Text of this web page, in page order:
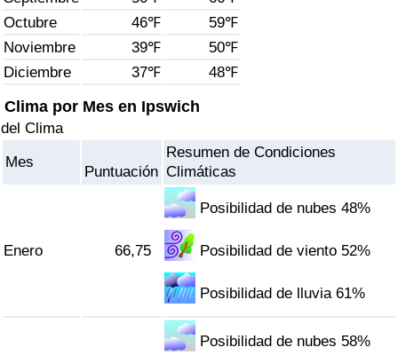
Octubre
46℉
59℉
Noviembre
39℉
50℉
Diciembre
37℉ 48℉
Clima por Mes en Ipswich
del Clima
Mes
Puntuación
Resumen de Condiciones
Climáticas
Enero 66,75
Posibilidad de nubes 48%
Posibilidad de viento 52%
Posibilidad de lluvia 61%
Posibilidad de nubes 58%
Índice de criminalidad por país
Sanidad
Índice de Sanidad (Actual)
Índice de Sanidad por País
Índice de Contaminación (Actual)
Índice de contaminación